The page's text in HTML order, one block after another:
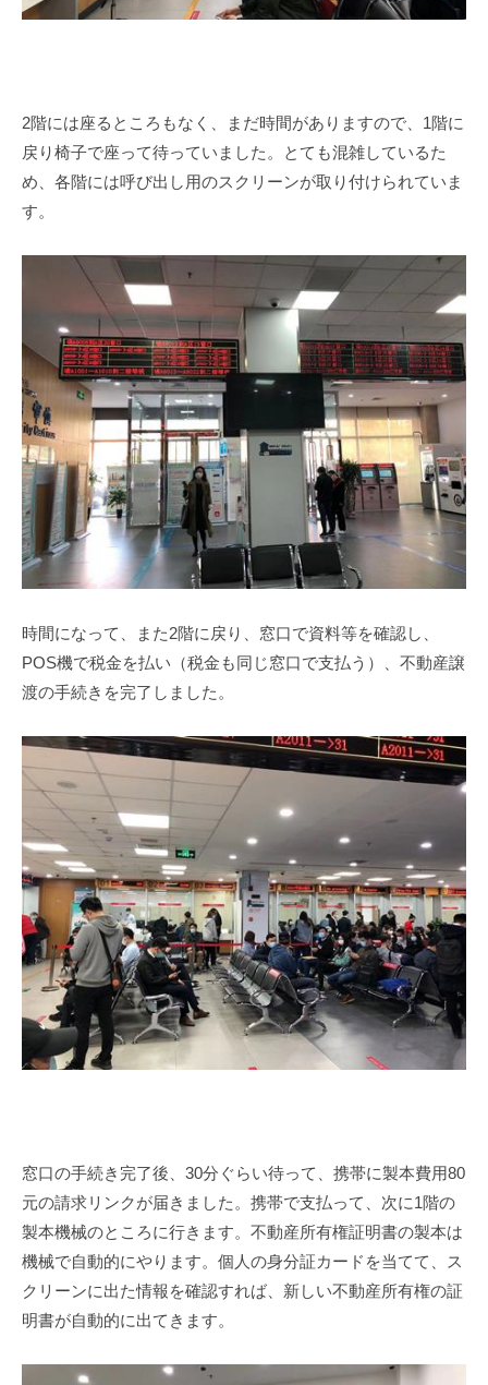
2階には座るところもなく、まだ時間がありますので、 1階に
戻り椅子で座って待っていました。とても混雑しているた
め、各階には呼び出し用のスクリーンが取り付けられていま
す。
時間になって、また2階に戻り、窓口で資料等を確認し、
POS機で税金を払い（税金も同じ窓口で支払う）、不動産譲
渡の手続きを完了しました。
窓口の手続き完了後、 30分ぐらい待って、携帯に製本費用80
元の請求リンクが届きました。携帯で支払って、次に1階の
製本機械のところに行きます。不動産所有権証明書の製本は
機械で自動的にやります。個人の身分証カードを当てて、ス
クリーンに出た情報を確認すれば、新しい不動産所有権の証
明書が自動的に出てきます。